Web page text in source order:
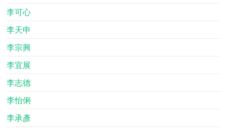
李可心
李天申
李宗興
李宜展
李志德
李怡俐
李承彥